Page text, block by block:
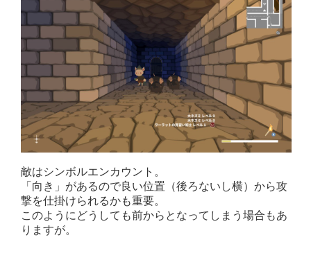
敵はシンボルエンカウント。
「向き」があるので良い位置（後ろないし横）から攻
撃を仕掛けられるかも重要。
このようにどうしても前からとなってしまう場合もあ
りますが。